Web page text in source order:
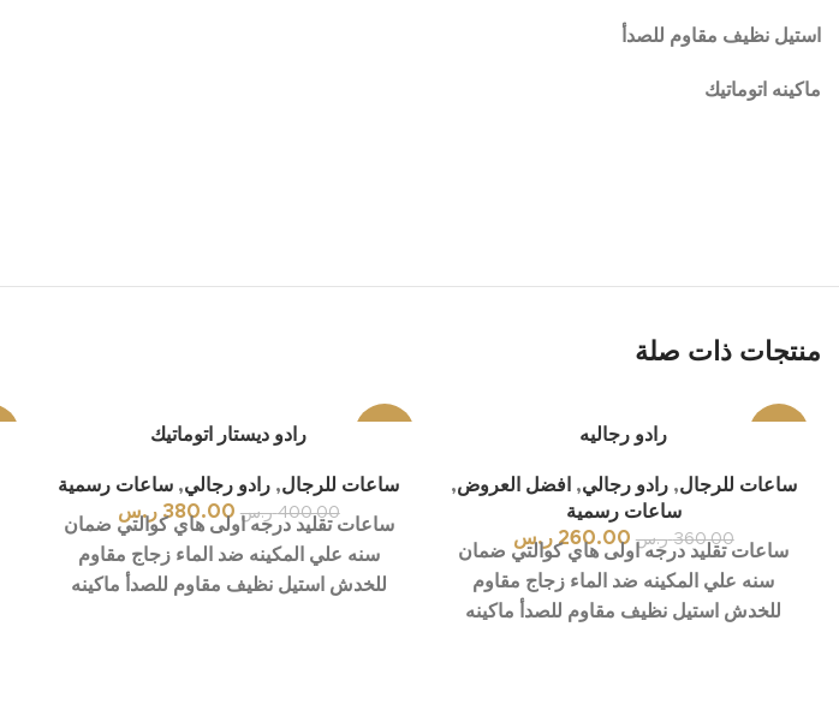
استيل نظيف مقاوم للصدأ
ماكينه اتوماتيك
منتجات ذات صلة
رادو رجاليه
ساعات للرجال,رادو رجالي, افضل العروض,
ساعات رسمية
360.00 ر.س 260.00 ر.س
ساعات تقليد درجه اولى هاي كوالتي ضمان
سنه علي المكينه ضد الماء زجاج مقاوم
للخدش استيل نظيف مقاوم للصدأ ماكينه
بيعت ك
رادو ديستار اتوماتيك
ساعات للرجال, رادو رجالي, ساعات رسمية
400.00 ر.س 380.00 ر.س
ساعات تقليد درجه اولى هاي كوالتي ضمان
سنه علي المكينه ضد الماء زجاج مقاوم
للخدش استيل نظيف مقاوم للصدأ ماكينه